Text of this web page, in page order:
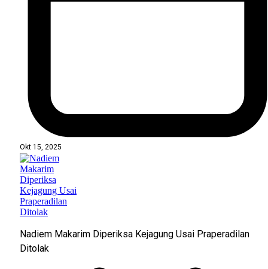
Okt 15, 2025
Nadiem Makarim Diperiksa Kejagung Usai Praperadilan
Ditolak